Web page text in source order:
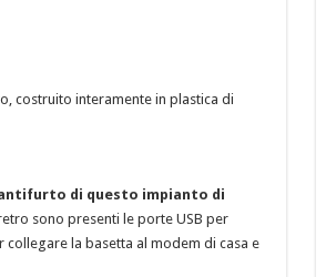
costruito interamente in plastica di
di questo impianto di
retro sono presenti le porte USB per
la basetta al modem di casa e